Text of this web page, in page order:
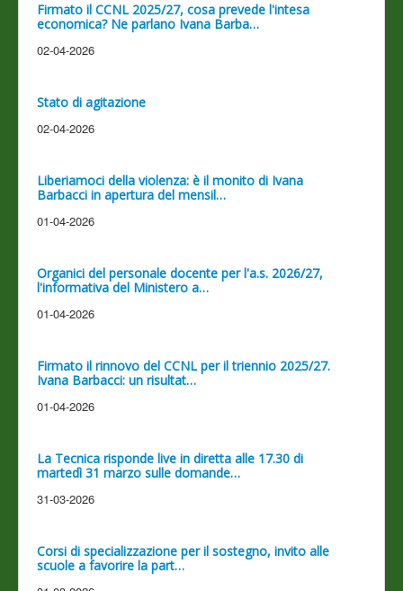
Firmato il CCNL 2025/27, cosa prevede l'intesa
economica? Ne parlano Ivana Barba…
02-04-2026
Stato di agitazione
02-04-2026
Liberiamoci della violenza: è il monito di Ivana
Barbacci in apertura del mensil…
01-04-2026
Organici del personale docente per l'a.s. 2026/27,
l'informativa del Ministero a…
01-04-2026
Firmato il rinnovo del CCNL per il triennio 2025/27.
Ivana Barbacci: un risultat…
01-04-2026
La Tecnica risponde live in diretta alle 17.30 di
martedì 31 marzo sulle domande…
31-03-2026
Corsi di specializzazione per il sostegno, invito alle
scuole a favorire la part…